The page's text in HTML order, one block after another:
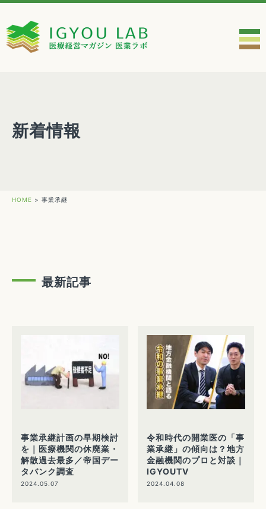
新着情報
HOME > 事業承継
最新記事
事業承継計画の早期検討
を｜医療機関の休廃業・
解散過去最多／帝国デー
タバンク調査
2024.05.07
令和時代の開業医の「事
業承継」の傾向は？地方
金融機関のプロと対談｜
IGYOUTV
2024.04.08